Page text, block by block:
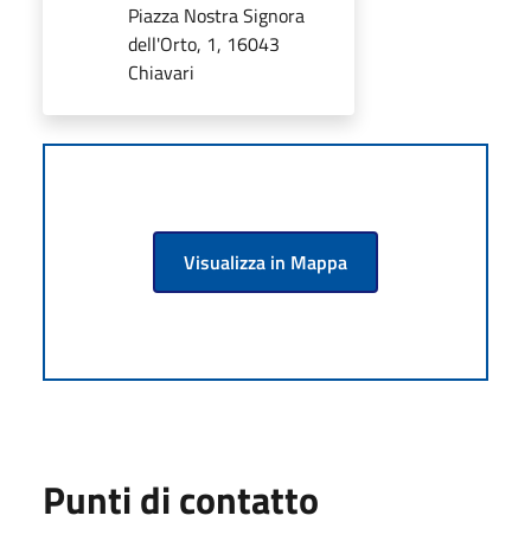
Piazza Nostra Signora
dell'Orto, 1, 16043
Chiavari
Visualizza in Mappa
Punti di contatto